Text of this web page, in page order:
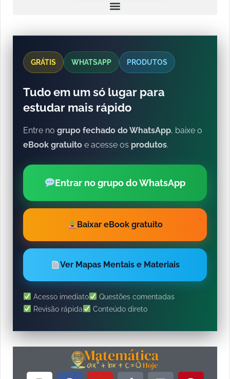
GRÁTIS WHATSAPP PRODUTOS
Tudo em um só lugar para
estudar mais rápido
Entre no grupo fechado do WhatsApp, baixe o
eBook gratuito e acesse os produtos.
Entrar no grupo do WhatsApp
Baixar eBook gratuito
Ver Mapas Mentais e Materiais
Acesso imediato
Questões comentadas
Revisão rápida
Conteúdo direto